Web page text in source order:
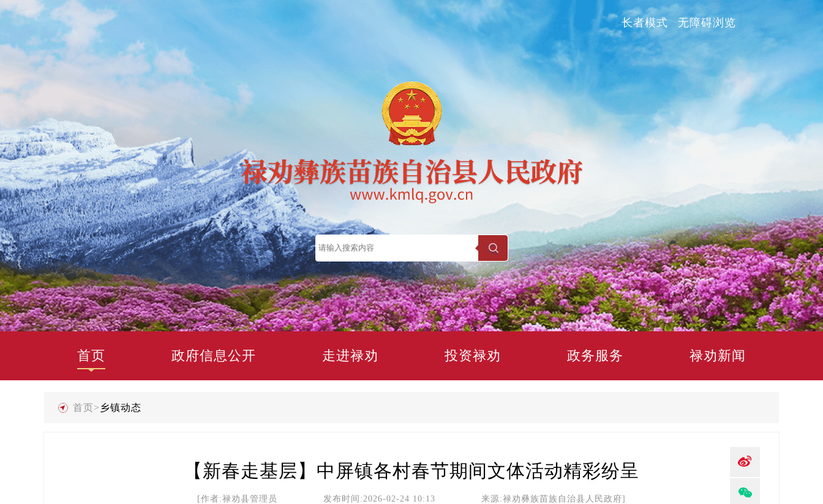
无障碍浏览
长者模式
首页 政府信息公开 走进禄劝 投资禄劝 政务服务 禄劝新闻
首页> 乡镇动态
【新春走基层】中屏镇各村春节期间文体活动精彩纷呈
[作者:禄劝县管理员 发布时间:2026-02-24 10:13 来源:禄劝彝族苗族自治县人民政府]